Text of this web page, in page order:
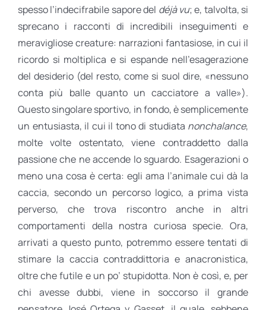
spesso l’indecifrabile sapore del déjà vu; e, talvolta, si
sprecano i racconti di incredibili inseguimenti e
meravigliose creature: narrazioni fantasiose, in cui il
ricordo si moltiplica e si espande nell’esagerazione
del desiderio (del resto, come si suol dire, «nessuno
conta più balle quanto un cacciatore a valle»).
Questo singolare sportivo, in fondo, è semplicemente
un entusiasta, il cui il tono di studiata nonchalance,
molte volte ostentato, viene contraddetto dalla
passione che ne accende lo sguardo. Esagerazioni o
meno una cosa è certa: egli ama l’animale cui dà la
caccia, secondo un percorso logico, a prima vista
perverso, che trova riscontro anche in altri
comportamenti della nostra curiosa specie. Ora,
arrivati a questo punto, potremmo essere tentati di
stimare la caccia contraddittoria e anacronistica,
oltre che futile e un po’ stupidotta. Non è così, e, per
chi avesse dubbi, viene in soccorso il grande